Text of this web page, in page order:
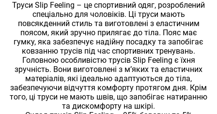
Труси Slip Feeling – це спортивний одяг, розроблений
спеціально для чоловіків. Ці труси мають
повсякденний стиль та виготовлені з еластичним
поясом, який зручно прилягає до тіла. Пояс має
гумку, яка забезпечує надійну посадку та запобігає
ковзанню трусів під час спортивних тренувань.
Головною особливістю трусів Slip Feeling є їхня
зручність. Вони виготовлені з м’яких та еластичних
матеріалів, які ідеально адаптуються до тіла,
забезпечуючи відчуття комфорту протягом дня. Крім
того, ці труси не мають швів, що запобігає натиранню
та дискомфорту на шкірі.